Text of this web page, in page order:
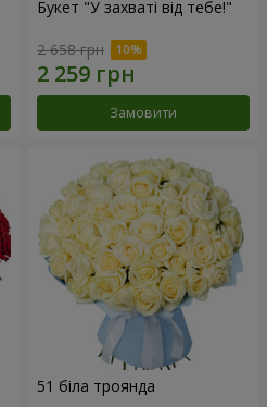
Букет "У захваті від тебе!"
2 658 грн
Замовити
51 біла троянда